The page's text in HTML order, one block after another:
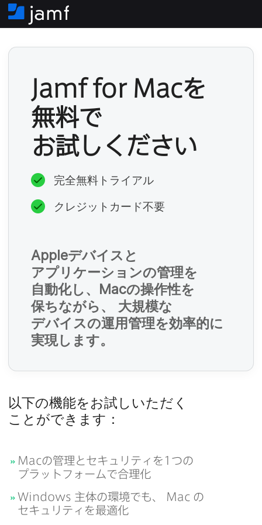
ホ
ー
Jamf for Macを
無料で​
お試しください
完全無料トライアル
クレジットカード不要
Appleデバイスと​
アプリケーションの​管理を​
自動化し、 Macの​操作性を​
保ちながら、
大規模な​
デバイスの​運用管理を​効率的に​
実現します。
必
須
必
必
須
必
必
須
必
須
以下の​機能を​お試しいただく​
ことができます：
Macの​管理と​セキュリティを 1 つの​
プラットフォームで​合理化
Windows 主体の​環境でも、 Mac の​
セキュリティを​最適化